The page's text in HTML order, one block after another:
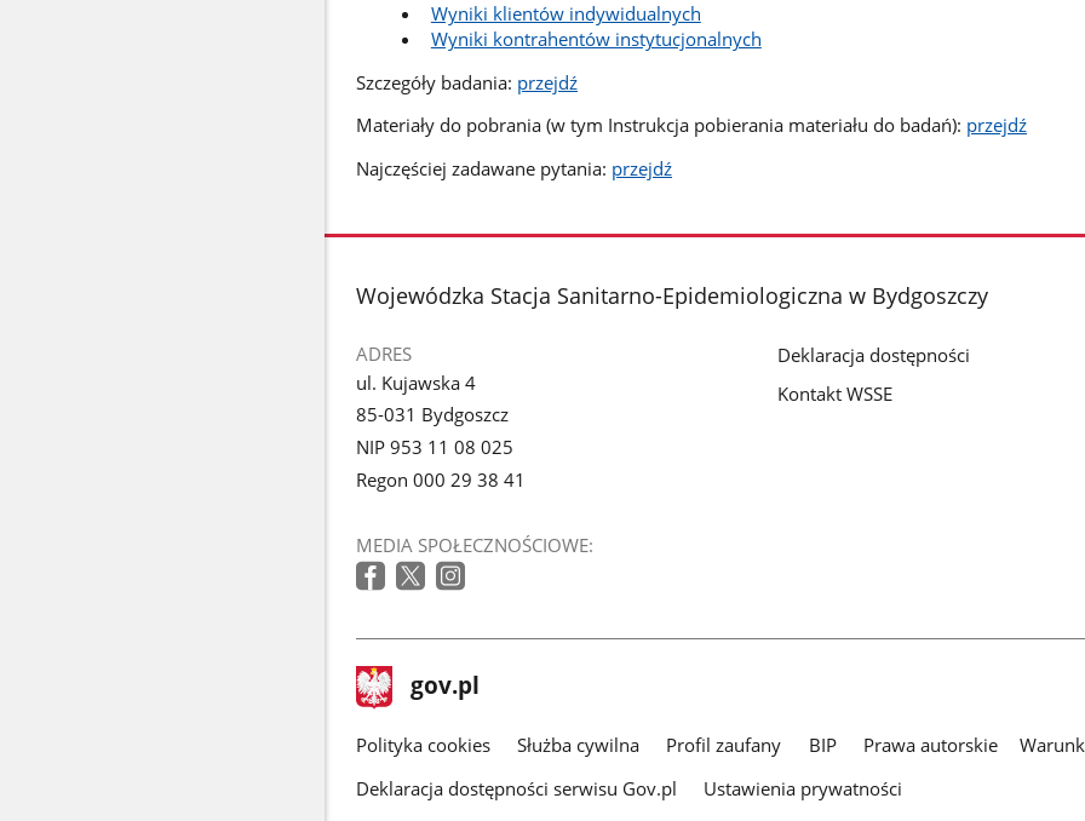
Wyniki klientów indywidualnych
Wyniki kontrahentów instytucjonalnych
Szczegóły badania: przejdź
Materiały do pobrania (w tym Instrukcja pobierania materiału do badań): przejdź
Najczęściej zadawane pytania: przejdź
stopka
Wojewódzka Stacja Sanitarno-Epidemiologiczna w Bydgoszczy
ADRES
ul. Kujawska 4
85-031 Bydgoszcz
NIP 953 11 08 025
Regon 000 29 38 41
MEDIA SPOŁECZNOŚCIOWE:
Deklaracja dostępności
Kontakt WSSE
stopka
gov.pl Strona
gov.pl
gov.pl
Polityka cookies Służba cywilna Profil zaufany BIP Prawa autorskie
Deklaracja dostępności serwisu Gov.pl
Ustawienia prywatności